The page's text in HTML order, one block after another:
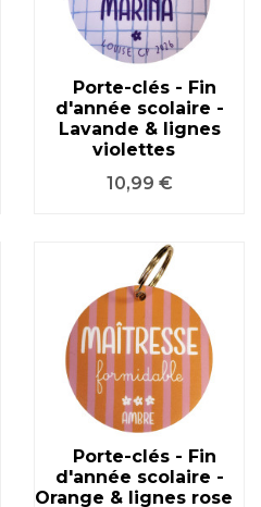
Porte-clés - Fin
d'année scolaire -
Lavande & lignes
violettes
Prix
10,99 €
Porte-clés - Fin
d'année scolaire -
Orange & lignes rose